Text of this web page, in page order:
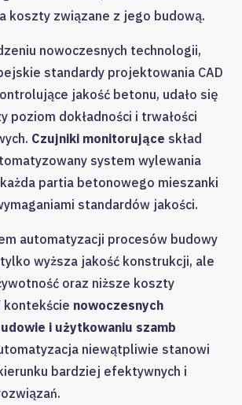
koszty związane z jego budową.
nowoczesnych technologii,
standardy projektowania CAD
jakość betonu, udało się
poziom dokładności i trwałości
Czujniki monitorujące skład
system wylewania
partia betonowego mieszanki
standardów jakości.
automatyzacji procesów budowy
wyższa jakość konstrukcji, ale
oraz niższe koszty
kontekście nowoczesnych
i użytkowaniu szamb
niewątpliwie stanowi
bardziej efektywnych i